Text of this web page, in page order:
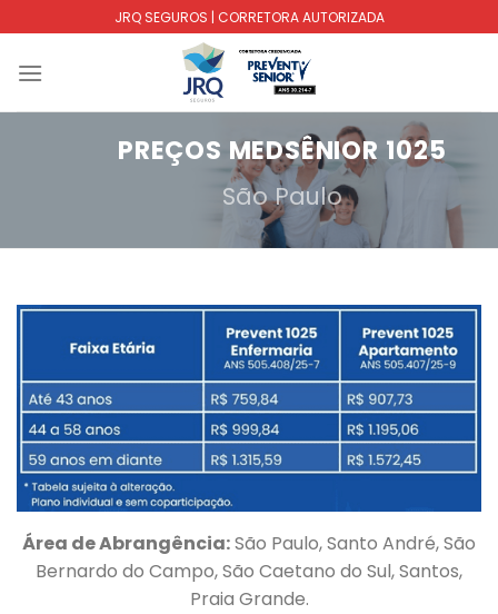
to
content
JRQ SEGUROS | CORRETORA AUTORIZADA
PREÇOS MEDSÊNIOR 1025
São Paulo
Área de Abrangência:São Paulo, Santo André, São
Bernardo do Campo, São Caetano do Sul, Santos,
Praia Grande.